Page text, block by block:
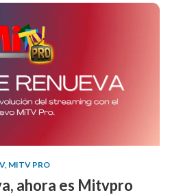
, MITV PRO
ahora es Mitvpro